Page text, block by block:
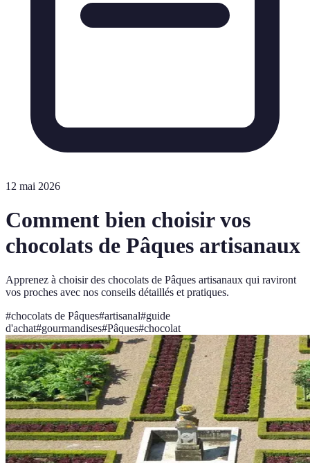
12 mai 2026
Comment bien choisir vos
chocolats de Pâques artisanaux
Apprenez à choisir des chocolats de Pâques artisanaux qui raviront
vos proches avec nos conseils détaillés et pratiques.
#chocolats de Pâques#artisanal#guide
d'achat#gourmandises#Pâques#chocolat